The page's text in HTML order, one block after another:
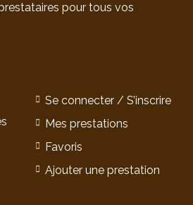
pour tous vos
Se connecter / S’inscrire
Mes prestations
Favoris
Ajouter une prestation